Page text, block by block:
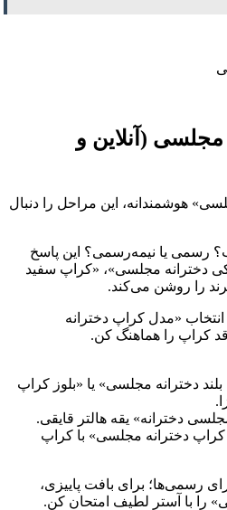
(آنلاین و
هوشمندانه، این مراحل را دنبال
رسمی یا نیمه‌رسمی؟ این پاسخ
دخترانه مجلسی»، «کراپ سفید
را روشن می‌کند.
انتخاب «مدل کراپ دخترانه
کراپ را هماهنگ کن.
دخترانه مجلسی» یا «بلوز کراپ
دخترانه» یقه هالتر قایقی.
دخترانه مجلسی» با کراپ‌
رسمی‌ها؛ برای بافت پاییزی،
را با آستر لطیف امتحان کن.